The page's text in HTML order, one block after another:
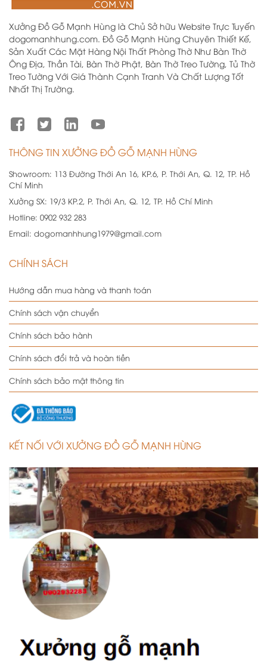
Xưởng Đồ Gỗ Mạnh Hùng là Chủ Sở hữu Website Trực Tuyến
dogomanhhung.com. Đồ Gỗ Mạnh Hùng Chuyên Thiết Kế,
Sản Xuất Các Mặt Hàng Nội Thất Phòng Thờ Như Bàn Thờ
Ông Địa, Thần Tài, Bàn Thờ Phật, Bàn Thờ Treo Tường, Tủ Thờ
Treo Tường Với Giá Thành Cạnh Tranh Và Chất Lượng Tốt
Nhất Thị Trường.
THÔNG TIN XƯỞNG ĐỒ GỖ MẠNH HÙNG
Showroom: 113 Đường Thới An 16, KP.6, P. Thới An, Q. 12, TP. Hồ
Chí Minh
Xưởng SX: 19/3 KP.2, P. Thới An, Q. 12, TP. Hồ Chí Minh
Hotline: 0902 932 283
Email: dogomanhhung1979@gmail.com
CHÍNH SÁCH
Hướng dẫn mua hàng và thanh toán
Chính sách vận chuyển
Chính sách bảo hành
Chính sách đổi trả và hoàn tiền
Chính sách bảo mật thông tin
KẾT NỐI VỚI XƯỞNG ĐỒ GỖ MẠNH HÙNG